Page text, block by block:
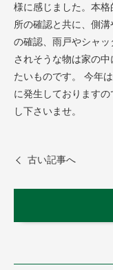
様に感じました。本
所の確認と共に、側
の確認、雨戸やシャ
されそうな物は家の
たいものです。 今年
に発生しております
し下さいませ。
古い記事へ